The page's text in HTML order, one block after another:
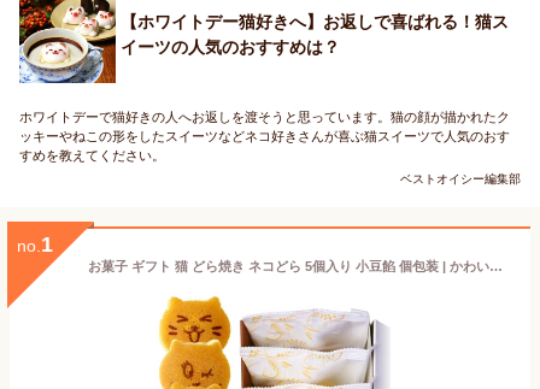
【ホワイトデー猫好きへ】お返しで喜ばれる！猫ス
イーツの人気のおすすめは？
ホワイトデーで猫好きの人へお返しを渡そうと思っています。猫の顔が描かれたク
ッキーやねこの形をしたスイーツなどネコ好きさんが喜ぶ猫スイーツで人気のおす
すめを教えてください。
ベストオイシー編集部
no. 1
お菓子 ギフト 猫 どら焼き ネコどら 5個入り 小豆餡 個包装 | かわいい ネコ 和菓子 誕生日 プレゼント お祝い 内祝い 還暦 米寿 傘寿 祝い 動物 アニマル スイーツ バースデー 祖母 80代 子供 お礼 食べ物 入学 記念品 初節句 こどもの日 母の日